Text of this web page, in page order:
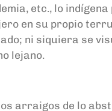
etc., lo
en su propio
ni siquiera se
lejano.
arraigos de lo